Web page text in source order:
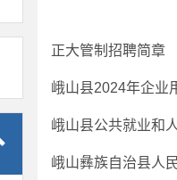
正大管制招聘简章
峨山县2024年企业
峨山彝族自治县人